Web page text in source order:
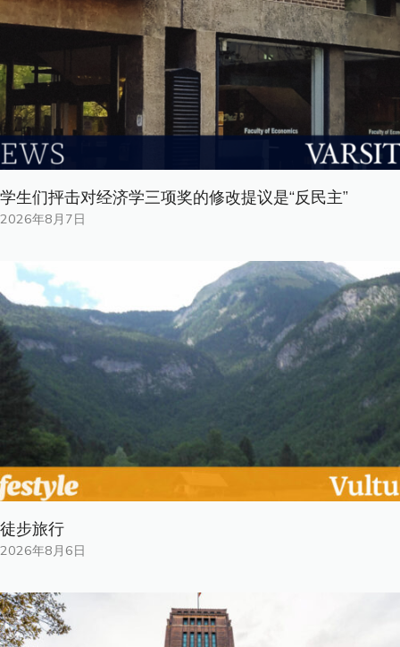
学生们抨击对经济学三项奖的修改提议是“反民主”
2026年8月7日
徒步旅行
2026年8月6日